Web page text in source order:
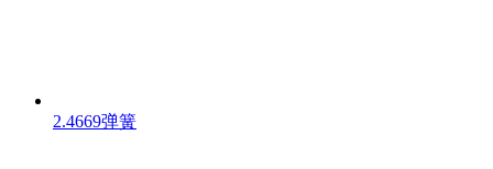
2.4669弹簧